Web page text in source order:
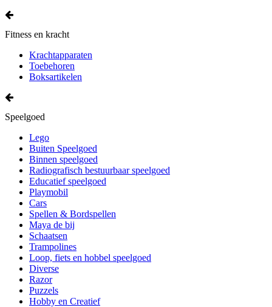
Fitness en kracht
Krachtapparaten
Toebehoren
Boksartikelen
Speelgoed
Lego
Buiten Speelgoed
Binnen speelgoed
Radiografisch bestuurbaar speelgoed
Educatief speelgoed
Playmobil
Cars
Spellen & Bordspellen
Maya de bij
Schaatsen
Trampolines
Loop, fiets en hobbel speelgoed
Diverse
Razor
Puzzels
Hobby en Creatief